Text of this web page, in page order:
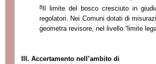
8Il limite del bosco cresciuto in
regolatori. Nei Comuni dotati di
geometra revisore, nel livello “limite
III. Accertamento nell’ambito di